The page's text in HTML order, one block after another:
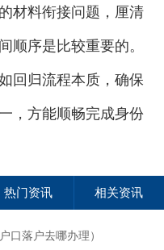
材料衔接问题，厘清
顺序是比较重要的。
回归流程本质，确保
，方能顺畅完成身份
热门资讯 相关资讯
口落户去哪办理）